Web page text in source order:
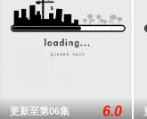
更新至第06集 6.0